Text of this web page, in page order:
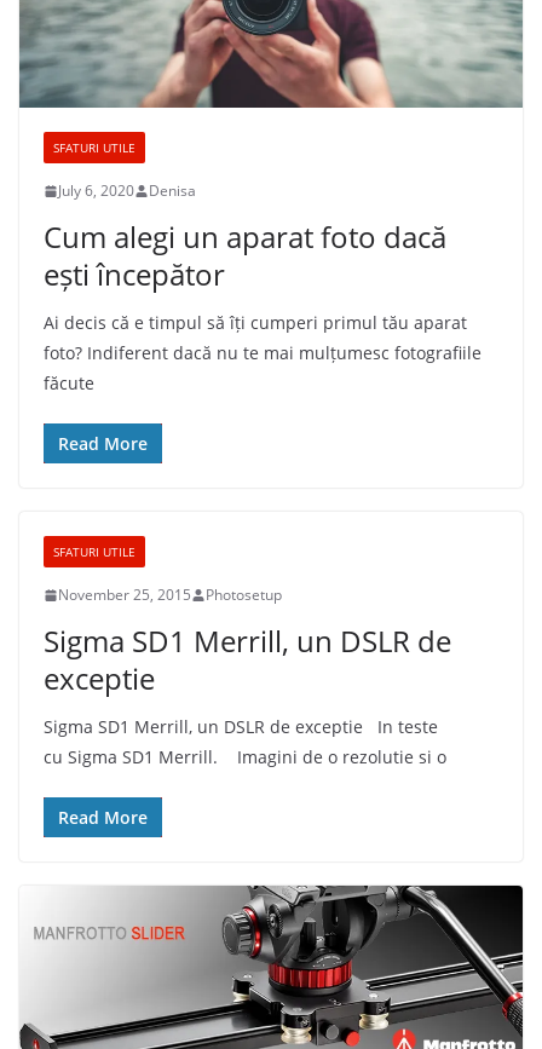
SFATURI UTILE
July 6, 2020 Denisa
Cum alegi un aparat foto dacă
ești începător
Ai decis că e timpul să îți cumperi primul tău aparat
foto? Indiferent dacă nu te mai mulțumesc fotografiile
făcute
Read More
SFATURI UTILE
November 25, 2015 Photosetup
Sigma SD1 Merrill, un DSLR de
exceptie
Sigma SD1 Merrill, un DSLR de exceptie In teste
cu Sigma SD1 Merrill. Imagini de o rezolutie si o
Read More